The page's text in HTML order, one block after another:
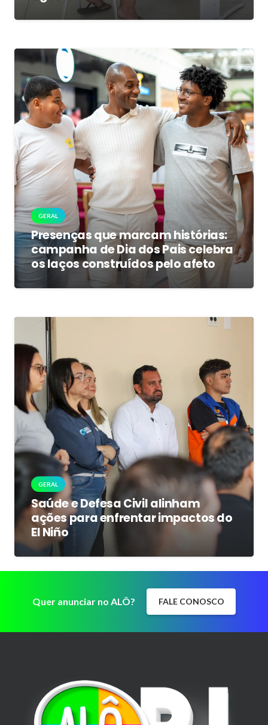
GERAL
Presenças que marcam histórias:
campanha de Dia dos Pais celebra
os laços construídos pelo afeto
GERAL
Saúde e Defesa Civil alinham
ações para enfrentar impactos do
El Niño
Quer anunciar no ALÔ? FALE CONOSCO